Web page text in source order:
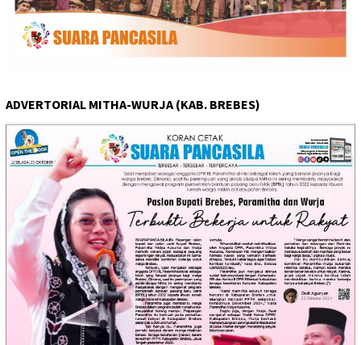
ADVERTORIAL MITHA-WURJA (KAB. BREBES)